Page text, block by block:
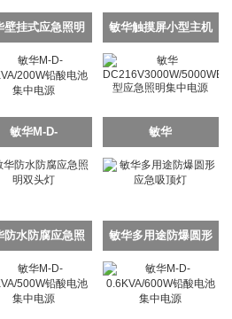
壁挂式应急照明
主机M-C-2
敏华触摸屏小型主机
M-C-9
敏华M-D-
200W铅酸电
敏华
DC216V3000W/5000WB
防水防腐应急照
明双头灯
敏华多用途防爆圆形
应急吸顶灯